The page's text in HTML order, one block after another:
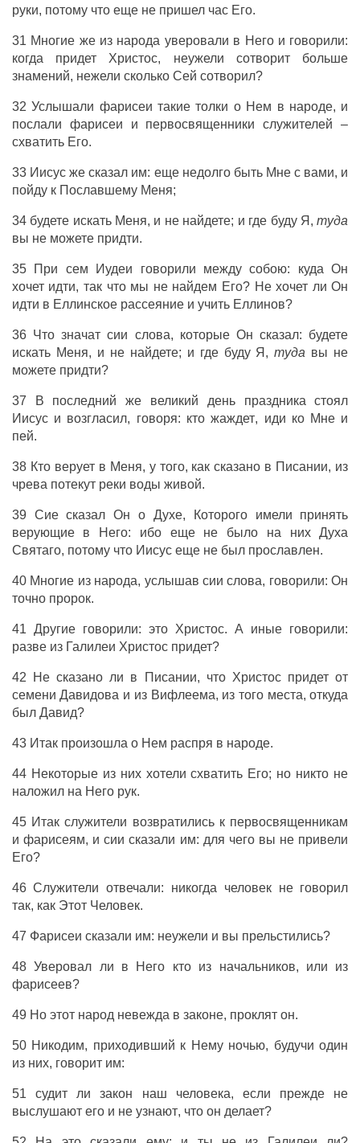
руки, потому чтоеще не пришел час Его.
31 Многие же из народа уверовали в Него и говорили:
когда
придет Христос, неужели сотворит
больше
знамений, нежели сколько Сей сотворил?
32Услышали фарисеи такие толки о Нем в народе, и
послали
фарисеи и первосвященники служителей –
схватить Его.
33 Иисус же сказал им: еще недолго бытьМнес вами, и
пойду к Пославшему Меня;
34 будете искать Меня, и не найдете; и где буду Я ,туда
вы не можете придти.
35 При сем Иудеи говорили между собою: куда
Он
хочет идти, так что мы не найдем Его? Не хочет ли Он
идти в Еллинское рассеяние и учить Еллинов?
36 Что значат сии слова, которыеОнсказал: будете
искать Меня, и не найдете; и где буду Я ,туда вы не
можете придти?
37 В последний же великий день праздника
стоял
Иисус и возгласил, говоря: кто жаждет, иди ко Мне и
пей.
38 Кто верует в Меня, у того, как сказано в Писании, из
чрева потекут реки воды живой.
39 Сие сказал Оно Духе, Которого имели
принять
верующие
в Него: ибоеще не было на нихДуха
Святаго, потому что Иисус еще не был прославлен.
40 Многие из народа, услышав сии слова, говорили:Он
точно пророк.
41 Другие говорили: это Христос.А иные говорили:
разве из Галилеи Христос придет?
42 Не сказано ли в Писании, что Христос придет от
семени Давидова и из Вифлеема, из того места,откуда
был Давид?
43 Итак произошла о Нем распря в народе.
44 Некоторые из них хотели схватить Его; но никто не
наложил на Него рук.
45 Итак служители возвратились к первосвященникам
и фарисеям, и сии сказали им: для чеговы не привели
Его?
46Служители отвечали: никогда человек не говорил
так, как Этот Человек.
47 Фарисеи сказали им: неужели и вы прельстились?
48Уверовал ли в Него кто из начальников, или
из
фарисеев?
49 Но этот народ невежда в законе, проклят он.
50 Никодим, приходивший к Нему ночью, будучи один
из них, говорит им:
51 судит ли закон наш человека, если прежде
не
выслушают его и не узнают, чтоон делает?